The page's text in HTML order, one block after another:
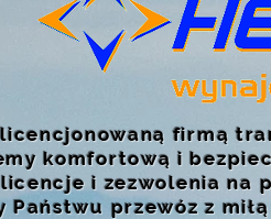
firmą
komfortową i
i zezwolenia na
Państwu przewóz z